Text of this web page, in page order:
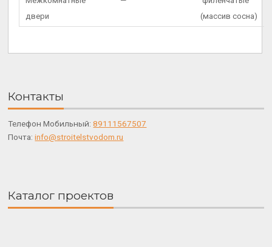
двери
(массив сосна)
Контакты
Телефон Мобильный:89111567507
Почта:info@stroitelstvodom.ru
Каталог проектов